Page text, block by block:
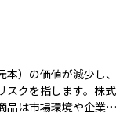
の準備、相続対策な
て型保
に戻ってくるため、保
けられる商品です。た
があるほか、運用利
）の価値が減少し、
スクを指します。株式
品は市場環境や企業業